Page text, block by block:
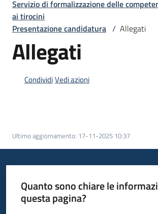
Novità
Bandi
Programmi
Progetti
Servizio di formalizzazione delle
ai tirocini
Presentazione candidatura / Allegati
Allegati
CondividiVedi azioni
Ultimo aggiornamento: 17-11-2025 10:37
Quanto sono chiare le
questa pagina?